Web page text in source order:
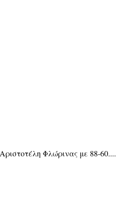
Φλώρινας με 88-60....